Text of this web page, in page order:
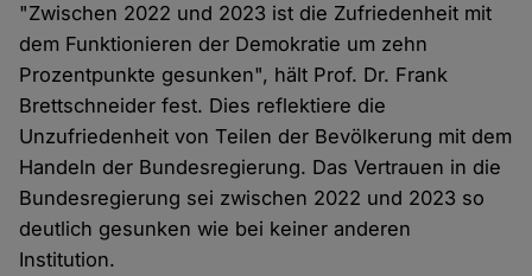
"Zwischen 2022 und 2023 ist die Zufriedenheit mit
dem Funktionieren der Demokratie um zehn
Prozentpunkte gesunken", hält Prof. Dr. Frank
Brettschneider fest. Dies reflektiere die
Unzufriedenheit von Teilen der Bevölkerung mit dem
Handeln der Bundesregierung. Das Vertrauen in die
Bundesregierung sei zwischen 2022 und 2023 so
deutlich gesunken wie bei keiner anderen
Institution.